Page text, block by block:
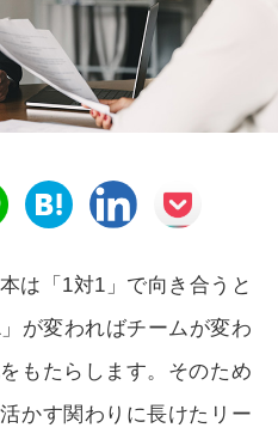
は「1対1」で向き合うと
が変わればチームが変わ
もたらします。そのため
かす関わりに長けたリー